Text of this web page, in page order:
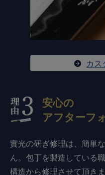
カス
安心の
アフターフ
實光の研ぎ修理は、簡単
ん。包丁を製造している
構造から修理させて頂き